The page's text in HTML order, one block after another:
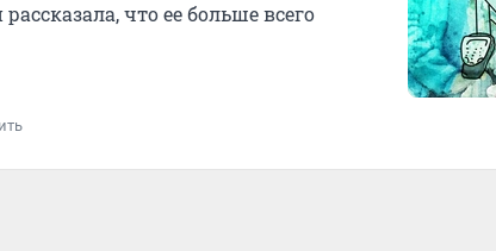
что ее больше всего